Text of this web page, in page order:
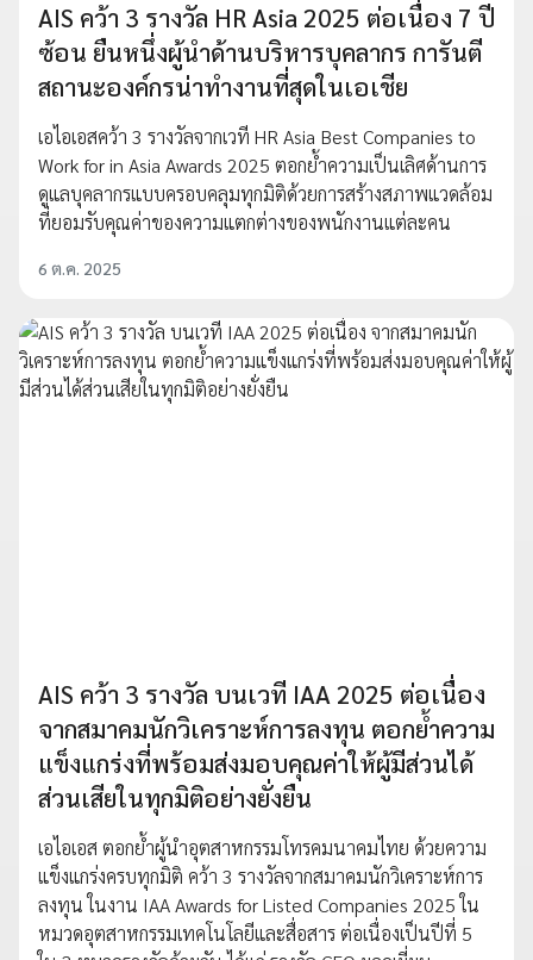
AIS คว้า 3 รางวัล HR Asia 2025 ต่อเนื่อง 7 ปี
ซ้อน ยืนหนึ่งผู้นำด้านบริหารบุคลากร การันตี
สถานะองค์กรน่าทำงานที่สุดในเอเชีย
เอไอเอสคว้า 3 รางวัลจากเวที HR Asia Best Companies to
Work for in Asia Awards 2025 ตอกย้ำความเป็นเลิศด้านการ
ดูแลบุคลากรแบบครอบคลุมทุกมิติด้วยการสร้างสภาพแวดล้อม
ที่ยอมรับคุณค่าของความแตกต่างของพนักงานแต่ละคน
6 ต.ค. 2025
AIS คว้า 3 รางวัล บนเวที IAA 2025 ต่อเนื่อง
จากสมาคมนักวิเคราะห์การลงทุน ตอกย้ำความ
แข็งแกร่งที่พร้อมส่งมอบคุณค่าให้ผู้มีส่วนได้
ส่วนเสียในทุกมิติอย่างยั่งยืน
เอไอเอส ตอกย้ำผู้นำอุตสาหกรรมโทรคมนาคมไทย ด้วยความ
แข็งแกร่งครบทุกมิติ คว้า 3 รางวัลจากสมาคมนักวิเคราะห์การ
ลงทุน ในงาน IAA Awards for Listed Companies 2025 ใน
หมวดอุตสาหกรรมเทคโนโลยีและสื่อสาร ต่อเนื่องเป็นปีที่ 5